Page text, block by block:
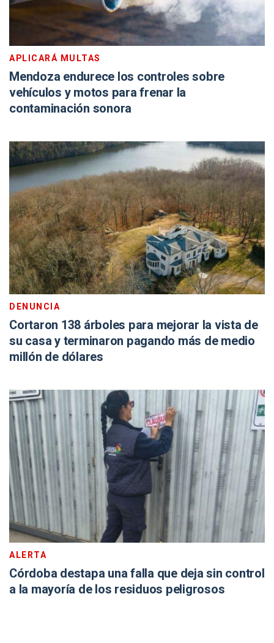
APLICARÁ MULTAS
Mendoza endurece los controles sobre
vehículos y motos para frenar la
contaminación sonora
DENUNCIA
Cortaron 138 árboles para mejorar la vista de
su casa y terminaron pagando más de medio
millón de dólares
ALERTA
Córdoba destapa una falla que deja sin control
a la mayoría de los residuos peligrosos